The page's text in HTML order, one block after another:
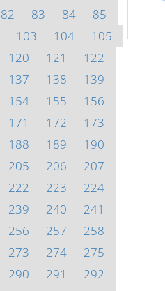
82 83 84
85
103 104
105
120 121
122
137 138
139
154 155
156
171 172
173
188 189
190
205 206
207
222 223
224
239 240
241
256 257
258
273 274
275
290 291
292